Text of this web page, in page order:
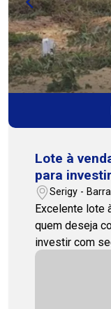
Lote à
para
Serigy -
Excelente lote
quem deseja
investir com
região em
oferece ótima
grande potencial